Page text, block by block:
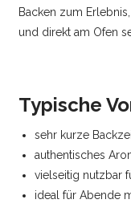
Backen zum
und direkt am Ofen
Typische
sehr kurze
authentisches
vielseitig nutzbar
ideal für Abende